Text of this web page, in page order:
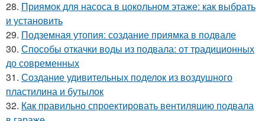
28. Приямок для насоса в цокольном этаже: как выбрать
и установить
29. Подземная утопия: создание приямка в подвале
30. Способы откачки воды из подвала: от традиционных
до современных
31. Создание удивительных поделок из воздушного
пластилина и бутылок
32. Как правильно спроектировать вентиляцию подвала